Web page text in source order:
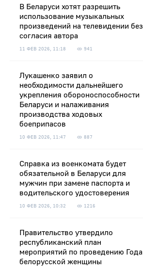
В Беларуси хотят разрешить
использование музыкальных
произведений на телевидении без
согласия автора
11 ФЕВ 2026, 11:18 941
Лукашенко заявил о
необходимости дальнейшего
укрепления обороноспособности
Беларуси и налаживания
производства ходовых
боеприпасов
10 ФЕВ 2026, 11:47 887
Справка из военкомата будет
обязательной в Беларуси для
мужчин при замене паспорта и
водительского удостоверения
10 ФЕВ 2026, 10:32 1216
Правительство утвердило
республиканский план
мероприятий по проведению Года
белорусской женщины